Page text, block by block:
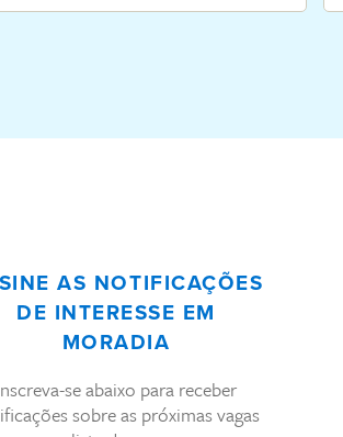
AS NOTIFICAÇÕES
DE INTERESSE EM
MORADIA
se abaixo para receber
sobre as próximas vagas